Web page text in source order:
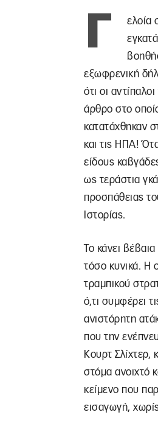
Γ
ελοία
εξωφρενική
ότι οι
άρθρο στο
κατατάχθηκαν
και τις ΗΠΑ!
είδους
ως τεράστια
προσπάθειας
Ιστορίας.
Το κάνει
τόσο κυνικά. Η
τραμπικού
ό,τι συμφέρει
ανιστόρητη
που την
Κουρτ Σλίχτερ,
στόμα ανοιχτό
κείμενο που
εισαγωγή,